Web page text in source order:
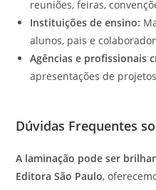
reuniões, feiras,
Instituições de ensino:
alunos, pais e
Agências e profissionais
apresentações de
Dúvidas Frequentes
A laminação pode ser
Editora São Paulo,